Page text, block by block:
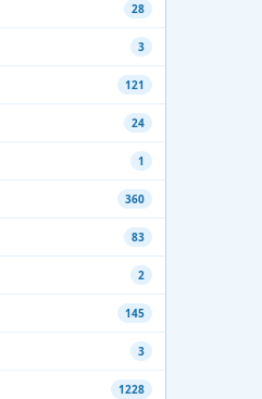
28
3
121
24
1
360
83
2
145
3
1228